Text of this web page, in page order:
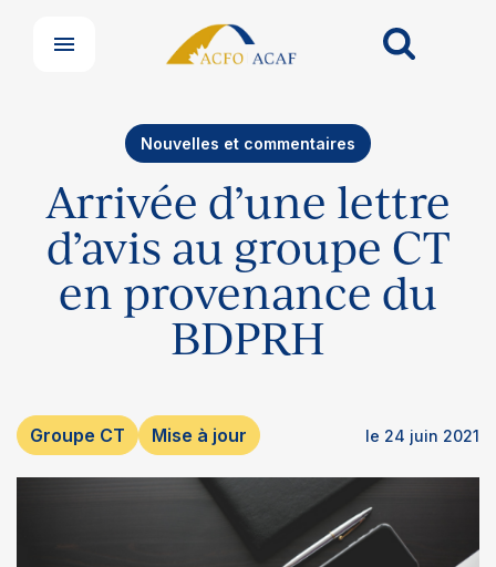
Nouvelles et commentaires
Arrivée d’une lettre
d’avis au groupe CT
en provenance du
BDPRH
Groupe CT Mise à jour le 24 juin 2021